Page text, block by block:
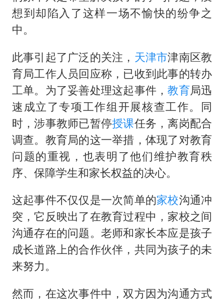
想到却陷入了这样一场不愉快的纷争之
中。
此事引起了广泛的关注， 天津市津南区教
育局工作人员回应称，已收到此事的转办
工单。为了妥善处理这起事件，教育局迅
速成立了专项工作组开展核查工作。同
时，涉事教师已暂停授课任务，离岗配合
调查。教育局的这一举措，体现了对教育
问题的重视，也表明了他们维护教育秩
序、保障学生和家长权益的决心。
这起事件不仅仅是一次简单的家校沟通冲
突，它反映出了在教育过程中，家校之间
沟通存在的问题。老师和家长本应是孩子
成长道路上的合作伙伴，共同为孩子的未
来努力。
然而，在这次事件中，双方因为沟通方式